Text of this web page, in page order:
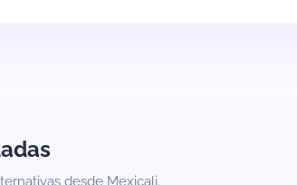
desde Mexicali.